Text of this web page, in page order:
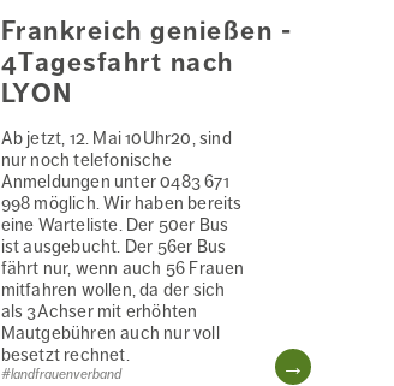
Frankreich genießen -
4Tagesfahrt nach
LYON
Ab jetzt, 12. Mai 10Uhr20, sind
nur noch telefonische
Anmeldungen unter 0483 671
998 möglich. Wir haben bereits
eine Warteliste. Der 50er Bus
ist ausgebucht. Der 56er Bus
fährt nur, wenn auch 56 Frauen
mitfahren wollen, da der sich
als 3Achser mit erhöhten
Mautgebühren auch nur voll
besetzt rechnet.
#landfrauenverband